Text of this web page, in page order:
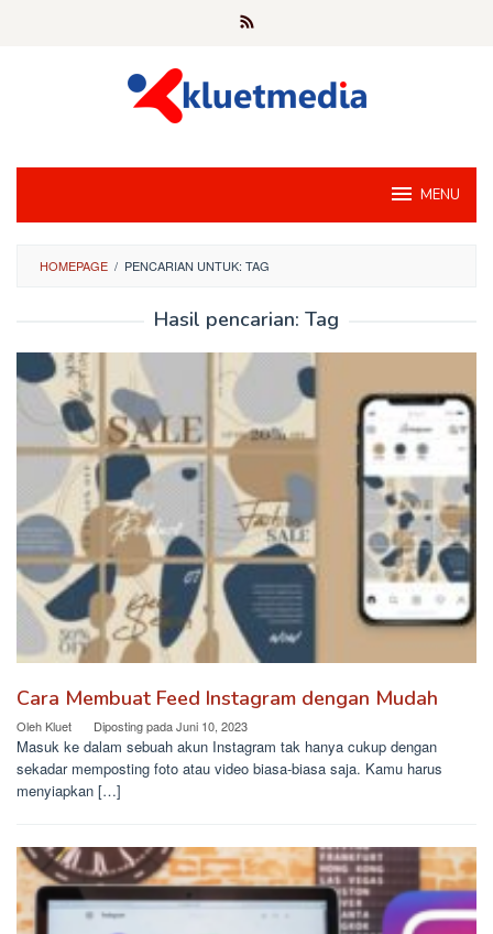
MENU
HOMEPAGE / PENCARIAN UNTUK: TAG
Hasil pencarian: Tag
Cara Membuat Feed Instagram dengan Mudah
Oleh Kluet Diposting padaJuni 10, 2023
Masuk ke dalam sebuah akun Instagram tak hanya cukup dengan
sekadar memposting foto atau video biasa-biasa saja. Kamu harus
menyiapkan […]